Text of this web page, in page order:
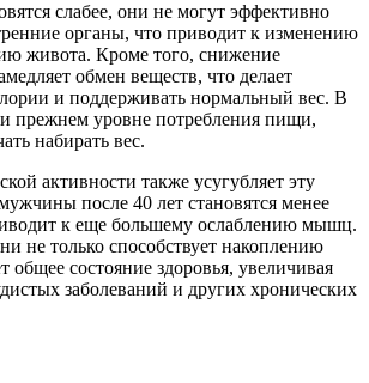
слабее, они не могут эффективно
органы, что приводит к изменению
живота. Кроме того, снижение
обмен веществ, что делает
и поддерживать нормальный вес. В
прежнем уровне потребления пищи,
набирать вес.
активности также усугубляет эту
после 40 лет становятся менее
к еще большему ослаблению мышц.
не только способствует накоплению
общее состояние здоровья, увеличивая
заболеваний и других хронических